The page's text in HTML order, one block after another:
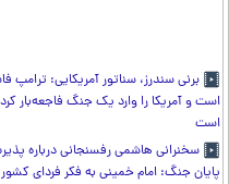
برنی سندرز، سناتور آمریکایی: ترامپ
است و آمریکا را وارد یک جنگ فاجعه‌بار
است
سخنرانی هاشمی رفسنجانی درباره
پایان جنگ: امام خمینی به فکر فردای